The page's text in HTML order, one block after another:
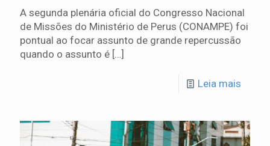
A segunda plenária oficial do Congresso Nacional
de Missões do Ministério de Perus (CONAMPE) foi
pontual ao focar assunto de grande repercussão
quando o assunto é […]
Leia mais